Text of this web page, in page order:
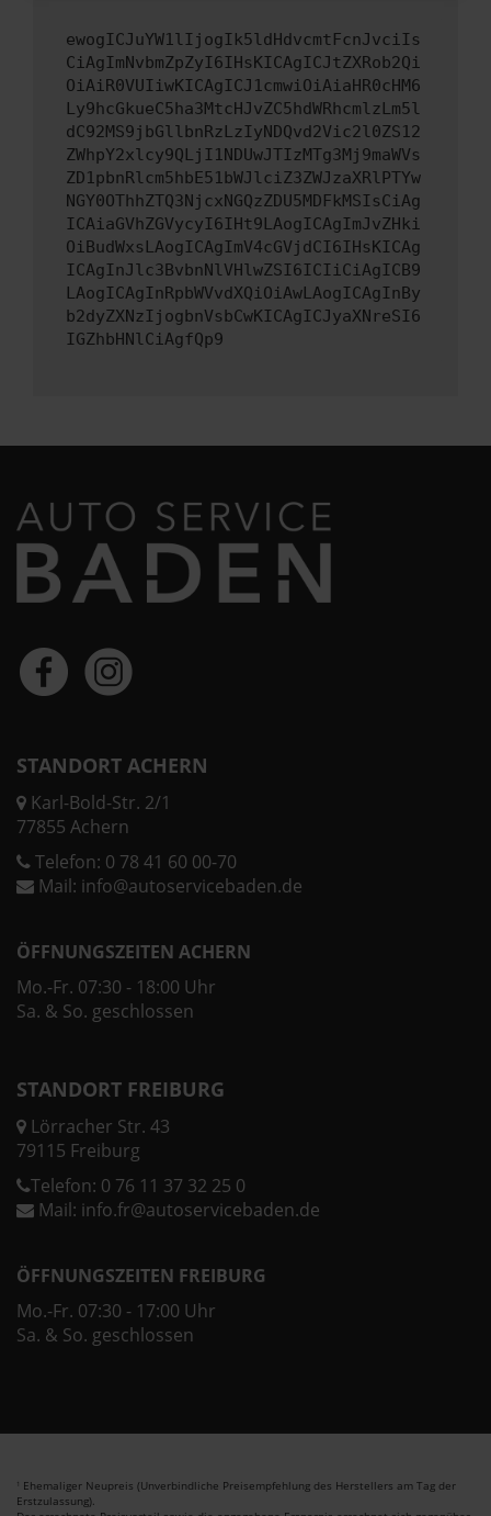
ewogICJuYW1lIjogIk5ldHdvcmtFcnJvciIs
CiAgImNvbmZpZyI6IHsKICAgICJtZXRob2Qi
OiAiR0VUIiwKICAgICJ1cmwiOiAiaHR0cHM6
Ly9hcGkueC5ha3MtcHJvZC5hdWRhcmlzLm5l
dC92MS9jbGllbnRzLzIyNDQvd2Vic2l0ZS12
ZWhpY2xlcy9QLjI1NDUwJTIzMTg3Mj9maWVs
ZD1pbnRlcm5hbE51bWJlciZ3ZWJzaXRlPTYw
NGY0OThhZTQ3NjcxNGQzZDU5MDFkMSIsCiAg
ICAiaGVhZGVycyI6IHt9LAogICAgImJvZHki
OiBudWxsLAogICAgImV4cGVjdCI6IHsKICAg
ICAgInJlc3BvbnNlVHlwZSI6ICIiCiAgICB9
LAogICAgInRpbWVvdXQiOiAwLAogICAgInBy
b2dyZXNzIjogbnVsbCwKICAgICJyaXNreSI6
IGZhbHNlCiAgfQp9
STANDORT ACHERN
Karl-Bold-Str. 2/1
77855 Achern
Telefon: 0 78 41 60 00-70
Mail: info@autoservicebaden.de
ÖFFNUNGSZEITEN ACHERN
Mo.-Fr. 07:30 - 18:00 Uhr
Sa. & So. geschlossen
STANDORT FREIBURG
Lörracher Str. 43
79115 Freiburg
Telefon: 0 76 11 37 32 25 0
Mail: info.fr@autoservicebaden.de
ÖFFNUNGSZEITEN FREIBURG
Mo.-Fr. 07:30 - 17:00 Uhr
Sa. & So. geschlossen
1 Ehemaliger Neupreis (Unverbindliche Preisempfehlung des Herstellers am Tag der
Erstzulassung).